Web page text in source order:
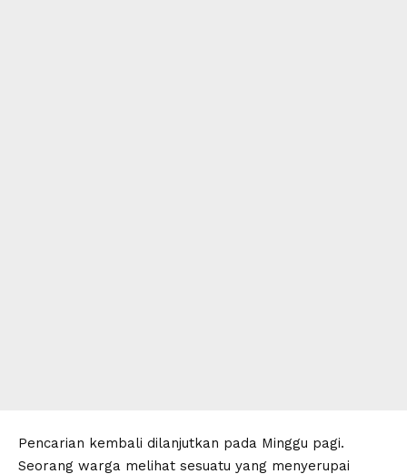
Pencarian kembali dilanjutkan pada Minggu pagi.
Seorang warga melihat sesuatu yang menyerupai